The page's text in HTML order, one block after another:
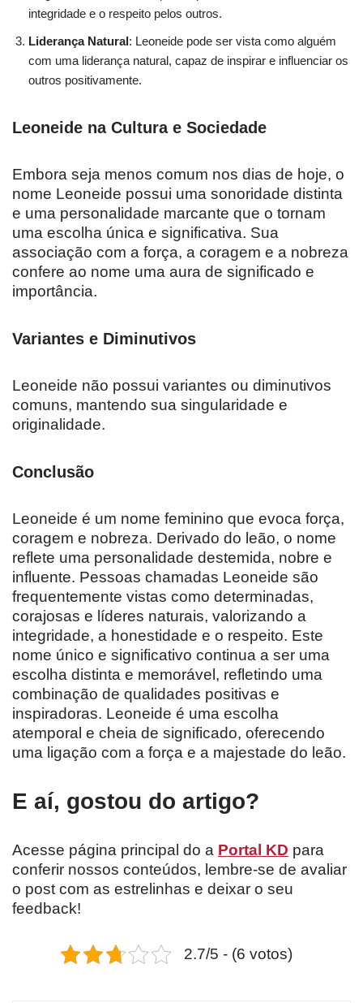
integridade e o respeito pelos outros.
Liderança Natural: Leoneide pode ser vista como alguém
com uma liderança natural, capaz de inspirar e influenciar os
outros positivamente.
Leoneide na Cultura e Sociedade
Embora seja menos comum nos dias de hoje, o
nome Leoneide possui uma sonoridade distinta
e uma personalidade marcante que o tornam
uma escolha única e significativa. Sua
associação com a força, a coragem e a nobreza
confere ao nome uma aura de significado e
importância.
Variantes e Diminutivos
Leoneide não possui variantes ou diminutivos
comuns, mantendo sua singularidade e
originalidade.
Conclusão
Leoneide é um nome feminino que evoca força,
coragem e nobreza. Derivado do leão, o nome
reflete uma personalidade destemida, nobre e
influente. Pessoas chamadas Leoneide são
frequentemente vistas como determinadas,
corajosas e líderes naturais, valorizando a
integridade, a honestidade e o respeito. Este
nome único e significativo continua a ser uma
escolha distinta e memorável, refletindo uma
combinação de qualidades positivas e
inspiradoras. Leoneide é uma escolha
atemporal e cheia de significado, oferecendo
uma ligação com a força e a majestade do leão.
E aí, gostou do artigo?
Acesse página principal do a Portal KD para
conferir nossos conteúdos, lembre-se de avaliar
o post com as estrelinhas e deixar o seu
feedback!
2.7/5 - (6 votos)